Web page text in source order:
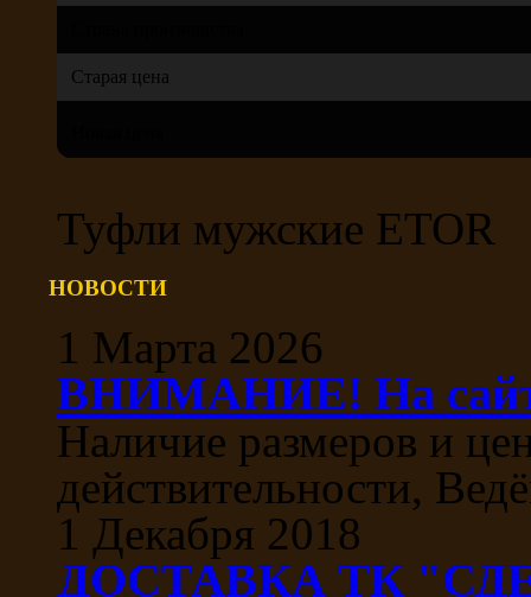
Старая цена
Туфли мужские ETOR
НОВОСТИ
1 Марта 2026
ВНИМАНИЕ! На сайте
Наличие размеров и
действительности,
1 Декабря 2018
ДОСТАВКА ТК